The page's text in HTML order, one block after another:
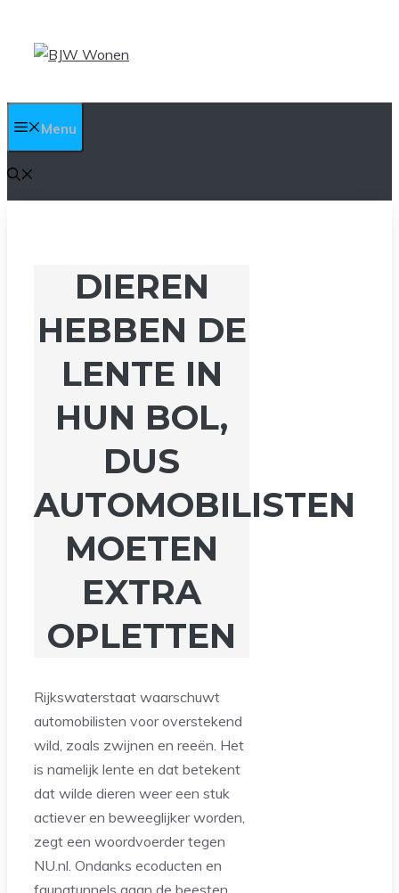
naar
Menu
DIEREN
HEBBEN DE
LENTE IN
HUN BOL,
DUS
AUTOMOBILISTEN
MOETEN
EXTRA
OPLETTEN
Rijkswaterstaat waarschuwt
automobilisten voor overstekend
wild, zoals zwijnen en reeën. Het
is namelijk lente en dat betekent
dat wilde dieren weer een stuk
actiever en beweeglijker worden,
zegt een woordvoerder tegen
NU.nl. Ondanks ecoducten en